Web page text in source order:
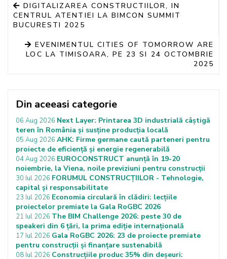
DIGITALIZAREA CONSTRUCTIILOR, IN
CENTRUL ATENTIEI LA BIMCON SUMMIT
BUCURESTI 2025
EVENIMENTUL CITIES OF TOMORROW ARE
LOC LA TIMISOARA, PE 23 SI 24 OCTOMBRIE
2025
Din aceeasi categorie
06 Aug 2026 Next Layer: Printarea 3D industrială câștigă
teren în România și susține producția locală
05 Aug 2026 AHK: Firme germane caută parteneri pentru
proiecte de eficiență și energie regenerabilă
04 Aug 2026 EUROCONSTRUCT anunță în 19-20
noiembrie, la Viena, noile previziuni pentru construcții
30 Iul 2026 FORUMUL CONSTRUCȚIILOR - Tehnologie,
capital și responsabilitate
23 Iul 2026 Economia circulară în clădiri: lecțiile
proiectelor premiate la Gala RoGBC 2026
21 Iul 2026 The BIM Challenge 2026: peste 30 de
speakeri din 6 țări, la prima ediție internațională
17 Iul 2026 Gala RoGBC 2026: 23 de proiecte premiate
pentru construcții și finanțare sustenabilă
08 Iul 2026 Construcțiile produc 35% din deșeuri: